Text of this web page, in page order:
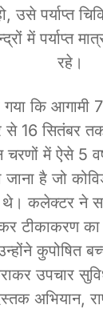
उसे पर्याप्त
में पर्याप्त
रहे।
गया कि
से 16 सितंबर
चरणों में ऐसे 5
जाना है जो
कलेक्टर ने
टीकाकरण
कुपोषित
उपचार
अभियान,